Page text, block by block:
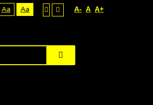
Aa Aa A- A A+